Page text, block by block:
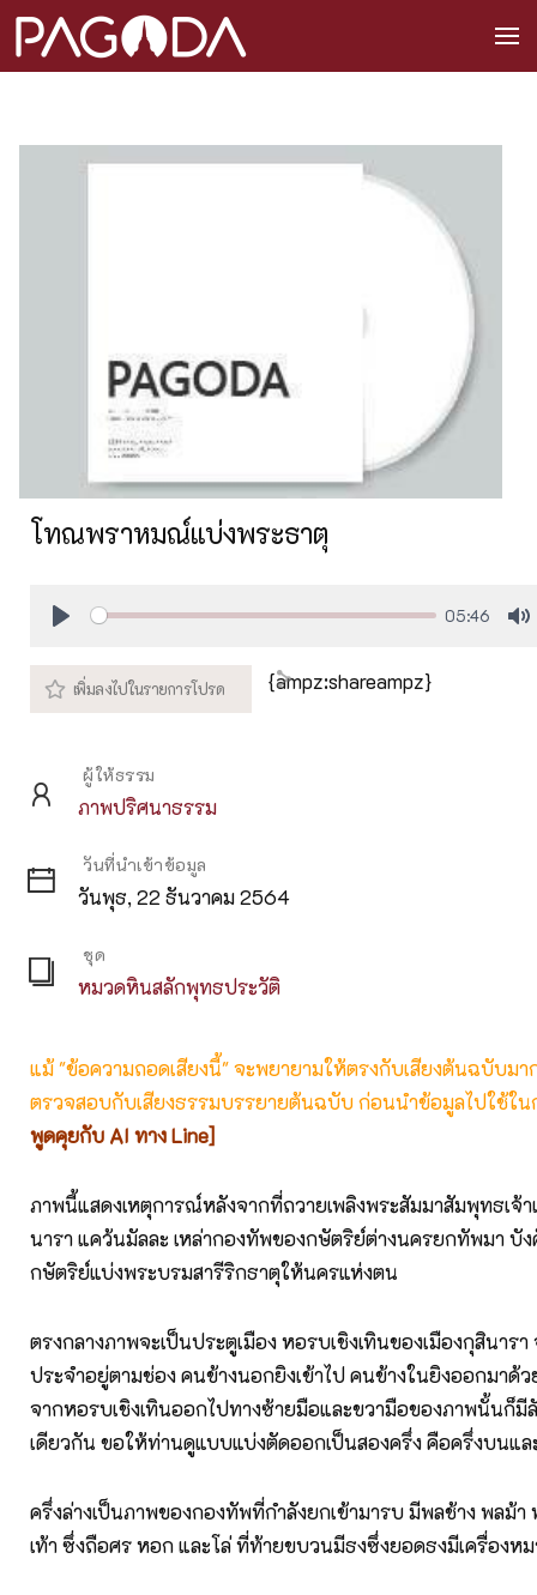
โทณพราหมณ์แบ่งพระธาตุ
05:46
{ampz:shareampz}
ผู้ให้ธรรม
ภาพปริศนาธรรม
วันที่นำเข้าข้อมูล
วันพุธ, 22 ธันวาคม 2564
ชุด
หมวดหินสลักพุทธประวัติ
แม้ "ข้อความถอดเสียงนี้" จะพยายามให้ตรงกับเสียงต้นฉบับม
ตรวจสอบกับเสียงธรรมบรรยายต้นฉบับ ก่อนนำข้อมูลไปใช้ใน
พูดคุยกับ AI ทาง Line]
ภาพนี้แสดงเหตุการณ์หลังจากที่ถวายเพลิงพระสัมมาสัมพุทธเจ้า
นารา แคว้นมัลละ เหล่ากองทัพของกษัตริย์ต่างนครยกทัพมา บั
กษัตริย์แบ่งพระบรมสารีริกธาตุให้นครแห่งตน
ตรงกลางภาพจะเป็นประตูเมือง หอรบเชิงเทินของเมืองกุสินาร
ประจำอยู่ตามช่อง คนข้างนอกยิงเข้าไป คนข้างในยิงออกมาด้
จากหอรบเชิงเทินออกไปทางซ้ายมือและขวามือของภาพนั้นก็
เดียวกัน ขอให้ท่านดูแบบแบ่งตัดออกเป็นสองครึ่ง คือครึ่งบนแล
ครึ่งล่างเป็นภาพของกองทัพที่กำลังยกเข้ามารบ มีพลช้าง พลม้า
เท้า ซึ่งถือศร หอก และโล่ ที่ท้ายขบวนมีธงซึ่งยอดธงมีเครื่องห